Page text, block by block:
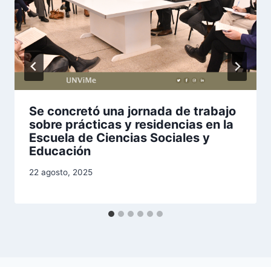
Se concretó una jornada de trabajo
sobre prácticas y residencias en la
Escuela de Ciencias Sociales y
Educación
22 agosto, 2025